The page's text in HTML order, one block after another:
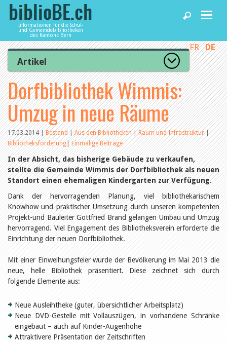
Informationen für die Schul-
und Gemeindebibliotheken
des Kantons Bern
Home
News und Fachbeiträge
Bibliotheken
Agenda
Dienstleistungen
biblioBE nutzen
FR DE
Artikel
Zur Artikelübersicht
Lesenswert
Gut bewertet
Kategorien
Aus dem Amt für Kultur
Aus der Kommission
Aus den Bibliotheken
Organisation
Raum und Infrastruktur
Bestand
Benutzung
Finanzen
Personal
Qualitätsmanagement
Recht und Politik
Öffentlichkeitsarbeit
Leseförderung
Verschiedenes
Lesetipps
Tags
Veranstaltungen
Kinder- und Jugendmedien
Bibliothek und Schule
Bibliotheksförderung
Dorfbibliothek Wimmis:
Umzug in neue Räume
17.03.2014|Bestand|Aus den Bibliotheken|Raum und Infrastruktur|
Bibliotheksförderung|Einmalige Beiträge
In der Absicht, das bisherige Gebäude zu verkaufen,
stellte die Gemeinde Wimmis der Dorfbibliothek als neuen
Standort einen ehemaligen Kindergarten zur Verfügung.
Dank der hervorragenden Planung, viel bibliothekarischem
Knowhow und praktischer Umsetzung durch unseren kompetenten
Projekt-und Bauleiter Gottfried Brand gelangen Umbau und Umzug
hervorragend. Viel Engagement des Bibliotheksverein erforderte die
Einrichtung der neuen Dorfbibliothek.
Mit einer Einweihungsfeier wurde der Bevölkerung im Mai 2013 die
neue, helle Bibliothek präsentiert. Diese zeichnet sich durch
folgende Elemente aus:
Neue Ausleihtheke (guter, übersichtlicher Arbeitsplatz)
Neue DVD-Gestelle mit Vollauszügen, in vorhandene Schränke
eingebaut – auch auf Kinder-Augenhöhe
Attraktivere Präsentation der Zeitschriften